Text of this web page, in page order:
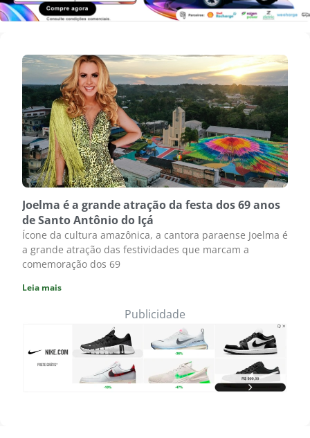
Joelma é a grande atração da festa dos 69 anos
de Santo Antônio do Içá
Ícone da cultura amazônica, a cantora paraense Joelma é
a grande atração das festividades que marcam a
comemoração dos 69
Leia mais
Publicidade